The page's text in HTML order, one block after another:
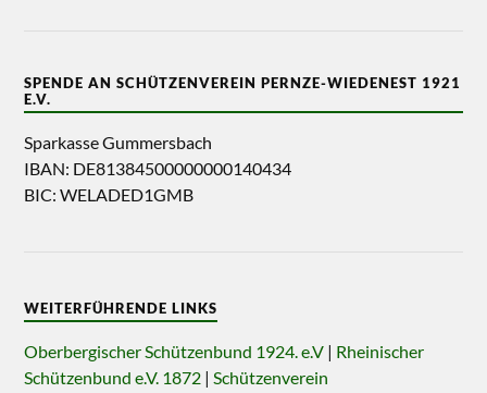
SPENDE AN SCHÜTZENVEREIN PERNZE-WIEDENEST 1921
E.V.
Sparkasse Gummersbach
IBAN: DE81384500000000140434
BIC: WELADED1GMB
WEITERFÜHRENDE LINKS
Oberbergischer Schützenbund 1924. e.V | Rheinischer
Schützenbund e.V. 1872 |Schützenverein